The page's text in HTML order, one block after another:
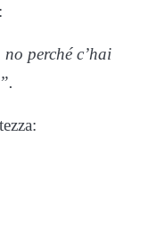
perché c’hai